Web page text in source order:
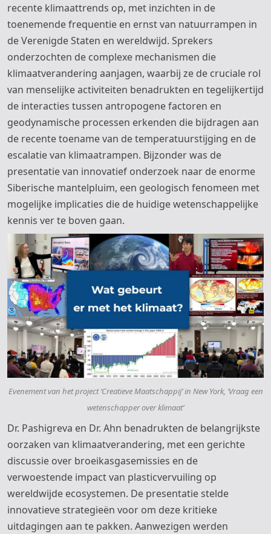
recente klimaattrends op, met inzichten in de
toenemende frequentie en ernst van natuurrampen in
de Verenigde Staten en wereldwijd. Sprekers
onderzochten de complexe mechanismen die
klimaatverandering aanjagen, waarbij ze de cruciale rol
van menselijke activiteiten benadrukten en tegelijkertijd
de interacties tussen antropogene factoren en
geodynamische processen erkenden die bijdragen aan
de recente toename van de temperatuurstijging en de
escalatie van klimaatrampen. Bijzonder was de
presentatie van innovatief onderzoek naar de enorme
Siberische mantelpluim, een geologisch fenomeen met
mogelijke implicaties die de huidige wetenschappelijke
kennis ver te boven gaan.
Evenement van het project ‘Creatieve Maatschappij’ in New York, ‘Vraag een
wetenschapper over klimaat’
Dr. Pashigreva en Dr. Ahn benadrukten de belangrijkste
oorzaken van klimaatverandering, met een gerichte
discussie over broeikasgasemissies en de
verwoestende impact van plasticvervuiling op
wereldwijde ecosystemen. De presentatie stelde
innovatieve strategieën voor om deze kritieke
uitdagingen aan te pakken. Aanwezigen werden